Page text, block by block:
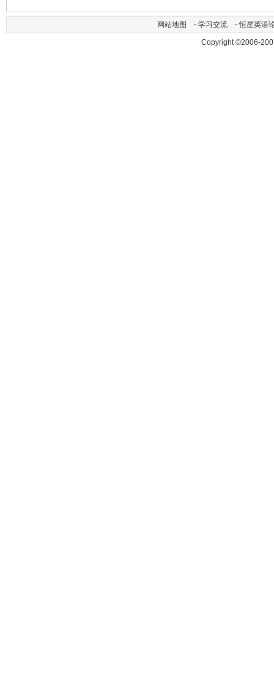
网站地图 - 学习交流 -恒星英语
Copyright ©2006-